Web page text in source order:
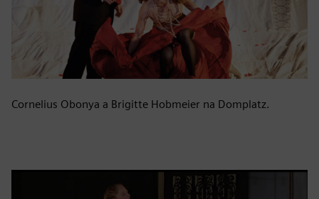
Cornelius Obonya a Brigitte Hobmeier na Domplatz.